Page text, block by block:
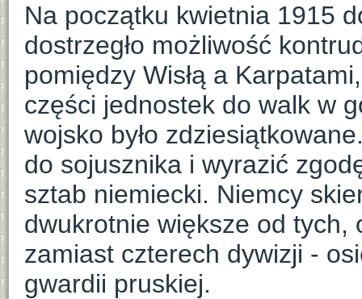
Na początku kwietnia 1915
dostrzegło możliwość
pomiędzy Wisłą a
części jednostek do walk w
wojsko było
do sojusznika i wyrazić
sztab niemiecki. Niemcy
dwukrotnie większe od tych,
zamiast czterech dywizji -
gwardii pruskiej.